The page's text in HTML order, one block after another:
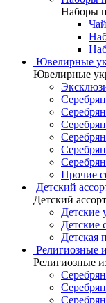
Наборы
Ювелирные
Ювелирные
Прочие
Детский
Детский
Детские
Детские
Детская
Религиозные
Религиозные